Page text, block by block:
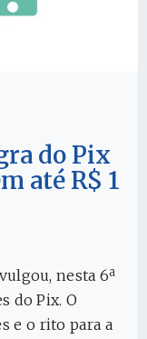
do Pix
até R$ 1
nesta 6ª
do Pix. O
e o rito para a